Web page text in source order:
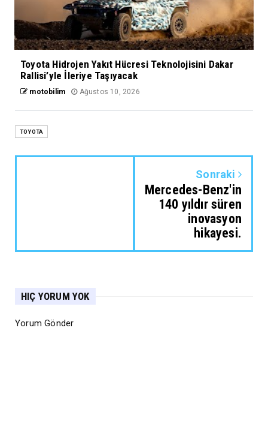
Toyota Hidrojen Yakıt Hücresi Teknolojisini Dakar
Rallisi’yle İleriye Taşıyacak
motobilim Ağustos 10, 2026
TOYOTA
Sonraki
Mercedes-Benz'in
140 yıldır süren
inovasyon
hikayesi.
HIÇ YORUM YOK
Yorum Gönder